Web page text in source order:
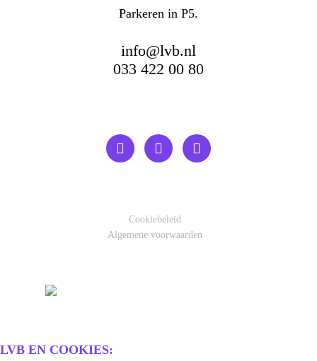
Parkeren in P5.
info@lvb.nl
033 422 00 80
Cookiebeleid
Algemene voorwaarden
LVB EN COOKIES: